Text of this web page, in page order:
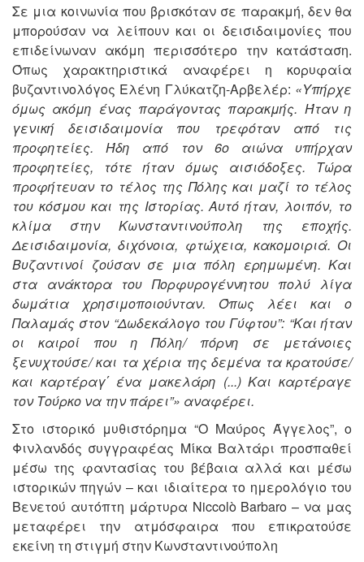
Σε μια κοινωνία που βρισκόταν σε παρακμή, δεν θα
μπορούσαν να λείπουν και οι δεισιδαιμονίες που
επιδείνωναν ακόμη περισσότερο την κατάσταση.
Όπως χαρακτηριστικά αναφέρει η κορυφαία
βυζαντινολόγος Ελένη Γλύκατζη-Αρβελέρ: «Υπήρχε
όμως ακόμη ένας παράγοντας παρακμής. Ήταν η
γενική δεισιδαιμονία που τρεφόταν από τις
προφητείες. Ήδη από τον 6ο αιώνα υπήρχαν
προφητείες, τότε ήταν όμως αισιόδοξες. Τώρα
προφήτευαν το τέλος της Πόλης και μαζί το τέλος
του κόσμου και της Ιστορίας. Αυτό ήταν, λοιπόν, το
κλίμα στην Κωνσταντινούπολη της εποχής.
Δεισιδαιμονία, διχόνοια, φτώχεια, κακομοιριά. Οι
Βυζαντινοί ζούσαν σε μια πόλη ερημωμένη. Και
στα ανάκτορα του Πορφυρογέννητου πολύ λίγα
δωμάτια χρησιμοποιούνταν. Όπως λέει και ο
Παλαμάς στον “Δωδεκάλογο του Γύφτου”: “Και ήταν
οι καιροί που η Πόλη/ πόρνη σε μετάνοιες
ξενυχτούσε/ και τα χέρια της δεμένα τα κρατούσε/
και καρτέραγ΄ ένα μακελάρη (...) Και καρτέραγε
τον Τούρκο να την πάρει”» αναφέρει.
Στο ιστορικό μυθιστόρημα “Ο Μαύρος Άγγελος”, ο
Φινλανδός συγγραφέας Μίκα Βαλτάρι προσπαθεί
μέσω της φαντασίας του βέβαια αλλά και μέσω
ιστορικών πηγών – και ιδιαίτερα το ημερολόγιο του
Βενετού αυτόπτη μάρτυρα Niccolò Barbaro – να μας
μεταφέρει την ατμόσφαιρα που επικρατούσε
εκείνη τη στιγμή στην Κωνσταντινούπολη